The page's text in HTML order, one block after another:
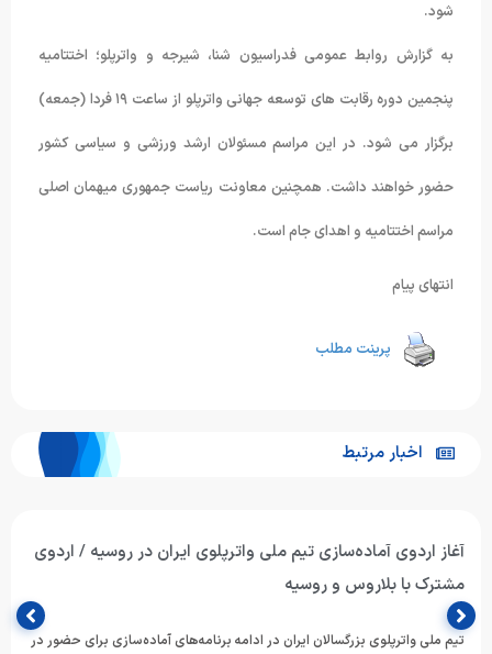
شود.
به گزارش روابط عمومی فدراسیون شنا، شیرجه و واترپلو؛ اختتامیه
پنجمین دوره رقابت های توسعه جهانی واترپلو از ساعت ۱۹ فردا (جمعه)
برگزار می شود. در این مراسم مسئولان ارشد ورزشی و سیاسی کشور
حضور خواهند داشت. همچنین معاونت ریاست جمهوری میهمان اصلی
مراسم اختتامیه و اهدای جام است.
انتهای پیام
پرینت مطلب
اخبار مرتبط
آغاز اردوی آماده‌سازی تیم ملی واترپلوی ایران در روسیه / اردوی
مشترک با بلاروس و روسیه
تیم ملی واترپلوی بزرگسالان ایران در ادامه برنامه‌های آماده‌سازی برای حضور در